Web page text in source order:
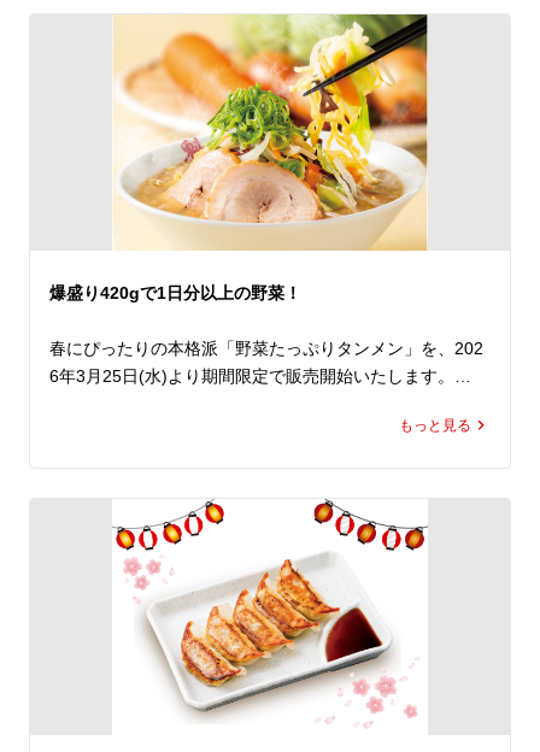
ランチでもディナーでも思う存分定食を楽しみ尽くし、魁
力屋で元気をチャージしてください！
※ぶたから定食と餃子定食は路面店でのみ販売しておりま
上記期間中、アプリ会員様限定で「お子さまラーメン」が
無料になるクーポンを配布いたします。（※ご使用はラー
メン(並)または(大)を1杯以上ご注文いただいた方に限る）
さらに、お子さまラーメンは、おもちゃまたはおかし付
しかもこのクーポン、公式アプリをダウンロードすると、
クーポンは即日取得でき、期間中は毎日ご利用いただけま
す（ ※1日1回限り）。
新年度を前に、ご家族そろって魁力屋でゆったりとしたひ
爆盛り420gで1日分以上の野菜！
春にぴったりの本格派「野菜たっぷりタンメン」を、202
6年3月25日(水)より期間限定で販売開始いたします。
通常サイズでも半日分、爆盛りなら1日分以上の野菜が摂
ィ感ある旨塩スープを組み合わせました。
ふわっと広がる胡麻の香りとにんにくを効かせた本格派の
味わいに仕上げ、さらにレベルアップしています。
ちぢれ麺がスープによく絡み、とろとろの豚バラチャーシ
ューがコクをプラス。
食べ応え抜群の「野菜たっぷりタンメン」、しっかり食べ
て整える春の一杯としてお楽しみください。
もっと見る